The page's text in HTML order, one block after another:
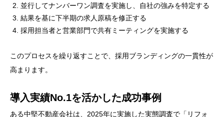
並行してナンバーワン調査を実施し、自社の強みを特定する
結果を基に下半期の求人原稿を修正する
採用担当者と営業部門で共有ミーティングを実施する
このプロセスを繰り返すことで、採用ブランディングの一貫性が
高まります。
導入実績No.1を活かした成功事例
ある中堅不動産会社は、2025年に実施した実態調査で「リフォ